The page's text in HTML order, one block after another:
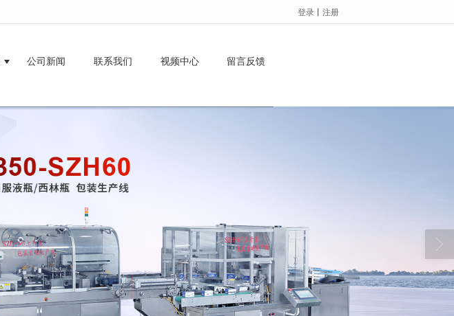
登录 丨 注册
公司新闻 联系我们 视频中心 留言反馈